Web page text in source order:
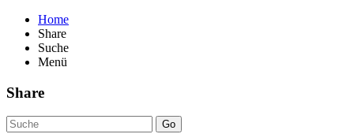
Home
Share
Suche
Menü
Share
Go